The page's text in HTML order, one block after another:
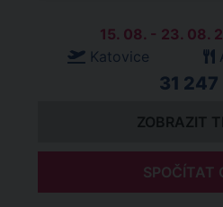
15. 08. - 23. 08.
Katovice
31 247
ZOBRAZIT
SPOČÍTAT